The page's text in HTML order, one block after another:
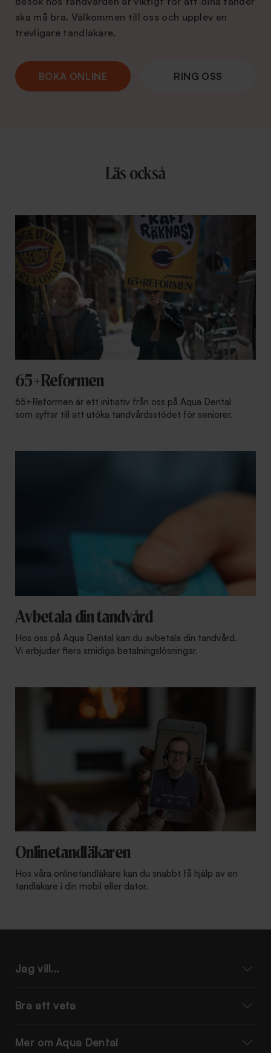
ska må bra. Välkommen till oss och upplev en
trevligare tandläkare.
BOKA ONLINE RING OSS
Läs också
65+Reformen
65+Reformen är ett initiativ från oss på Aqua Dental
som syftar till att utöka tandvårdsstödet för seniorer.
Avbetala din tandvård
Hos oss på Aqua Dental kan du avbetala din tandvård.
Vi erbjuder flera smidiga betalningslösningar.
Onlinetandläkaren
Hos våra onlinetandläkare kan du snabbt få hjälp av en
tandläkare i din mobil eller dator.
Jag vill...
Bra att veta
Mer om Aqua Dental